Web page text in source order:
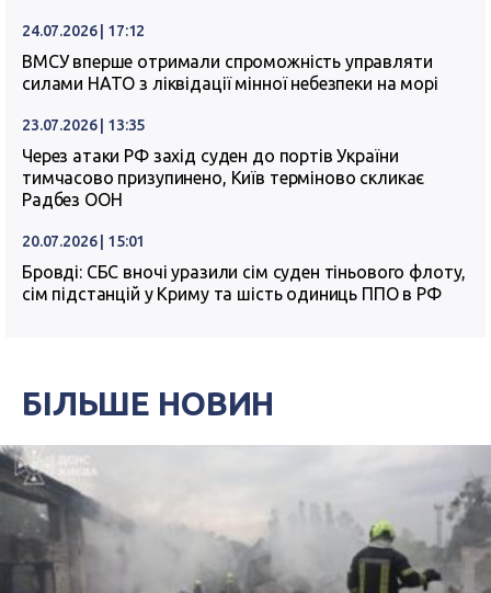
24.07.2026 | 17:12
ВМСУ вперше отримали спроможність управляти
силами НАТО з ліквідації мінної небезпеки на морі
23.07.2026 | 13:35
Через атаки РФ захід суден до портів України
тимчасово призупинено, Київ терміново скликає
Радбез ООН
20.07.2026 | 15:01
Бровді: СБС вночі уразили сім суден тіньового флоту,
сім підстанцій у Криму та шість одиниць ППО в РФ
БІЛЬШЕ НОВИН